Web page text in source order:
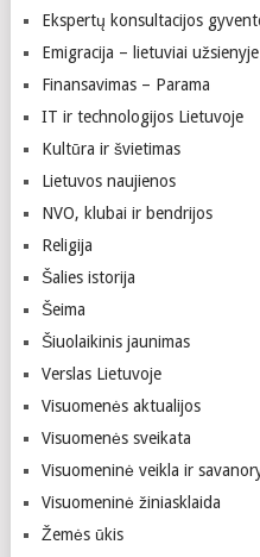
Ekspertų konsultacijos
Emigracija – lietuviai užsienyje
Finansavimas – Parama
IT ir technologijos Lietuvoje
Kultūra ir švietimas
Lietuvos naujienos
NVO, klubai ir bendrijos
Religija
Šalies istorija
Šeima
Šiuolaikinis jaunimas
Verslas Lietuvoje
Visuomenės aktualijos
Visuomenės sveikata
Visuomeninė veikla ir
Visuomeninė žiniasklaida
Žemės ūkis